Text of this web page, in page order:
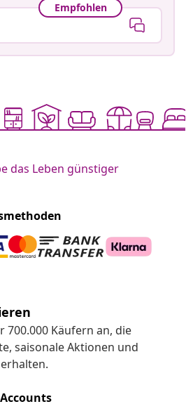
Empfohlen
das Leben günstiger
700.000 Käufern an, die
saisonale Aktionen und